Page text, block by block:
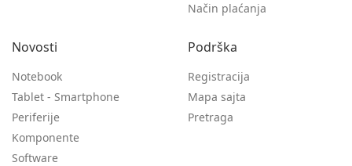
Način plaćanja
Novosti
Notebook
Tablet - Smartphone
Periferije
Komponente
Software
Podrška
Registracija
Mapa sajta
Pretraga